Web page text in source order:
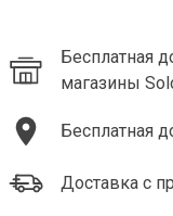
Бесплатная
магазины
Бесплатная
Доставка с